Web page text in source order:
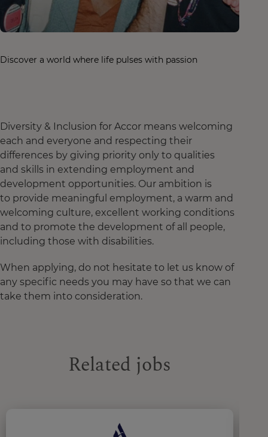
Discover a world where life pulses with passion
Diversity & Inclusion for Accor means welcoming
each and everyone and respecting their
differences by giving priority only to qualities
and skills in extending employment and
development opportunities. Our ambition is
to provide meaningful employment, a warm and
welcoming culture, excellent working conditions
and to promote the development of all people,
including those with disabilities.
When applying, do not hesitate to let us know of
any specific needs you may have so that we can
take them into consideration.
Related jobs